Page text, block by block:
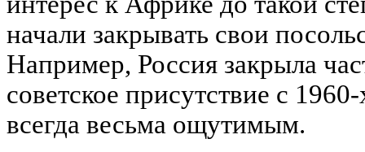
начали закрывать свои
Например, Россия закрыла
советское присутствие с
всегда весьма ощутимым.